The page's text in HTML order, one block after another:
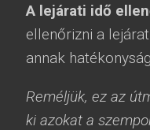
A lejárati idő
ellenőrizni a
annak
Reméljük, ez az
ki azokat a